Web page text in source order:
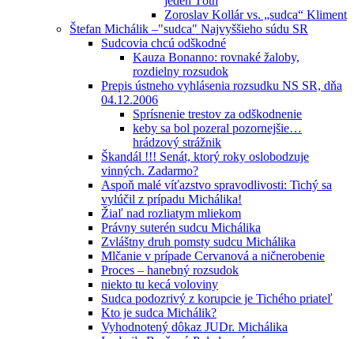
Zoroslav Kollár vs. „sudca“ Kliment
Štefan Michálik –"sudca" Najvyššieho súdu SR
Sudcovia chcú odškodné
Kauza Bonanno: rovnaké žaloby,
rozdielny rozsudok
Prepis ústneho vyhlásenia rozsudku NS SR, dňa
04.12.2006
Sprísnenie trestov za odškodnenie
keby sa bol pozeral pozornejšie…
hrádzový strážnik
Škandál !!! Senát, ktorý roky oslobodzuje
vinných. Zadarmo?
Aspoň malé víťazstvo spravodlivosti: Tichý sa
vylúčil z prípadu Michálika!
Žiaľ nad rozliatym mliekom
Právny suterén sudcu Michálika
Zvláštny druh pomsty sudcu Michálika
Mlčanie v prípade Cervanová a ničnerobenie
Proces – hanebný rozsudok
niekto tu kecá voloviny
Sudca podozrivý z korupcie je Tichého priateľ
Kto je sudca Michálik?
Vyhodnotený dôkaz JUDr. Michálika